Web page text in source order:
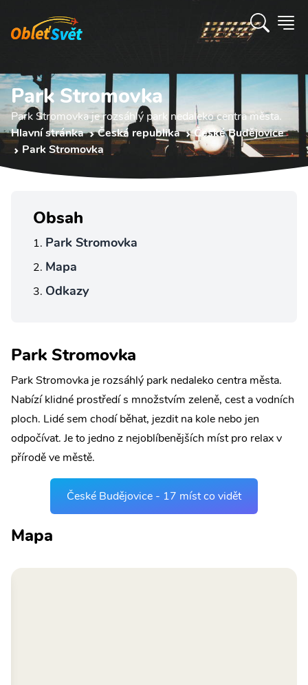
Park Stromovka
Park Stromovka je rozsáhlý park nedaleko centra města.
Hlavní stránka
Česká republika
České Budějovice
Park Stromovka
Obsah
Park Stromovka
Mapa
Odkazy
Park Stromovka
Park Stromovka je rozsáhlý park nedaleko centra města.
Nabízí klidné prostředí s množstvím zeleně, cest a vodních
ploch. Lidé sem chodí běhat, jezdit na kole nebo jen
odpočívat. Je to jedno z nejoblíbenějších míst pro relax v
přírodě ve městě.
České Budějovice - 17 míst co vidět
Mapa